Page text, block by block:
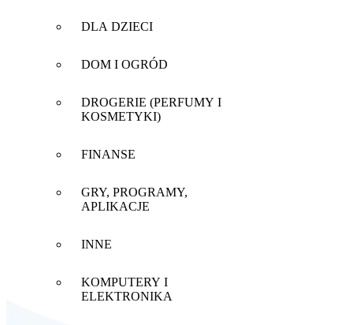
DLA DZIECI
DOM I OGRÓD
DROGERIE (PERFUMY I
KOSMETYKI)
FINANSE
GRY, PROGRAMY,
APLIKACJE
INNE
KOMPUTERY I
ELEKTRONIKA